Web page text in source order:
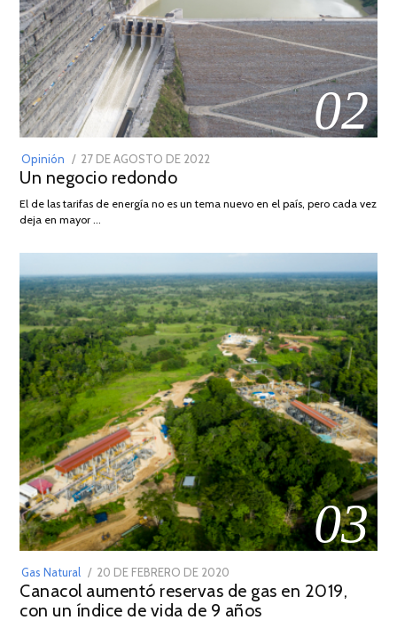
02
Opinión
POSTED
ON
27 DE AGOSTO DE 2022
DE
Un negocio redondo
El de las tarifas de energía no es un tema nuevo en el país, pero cada vez
deja en mayor …
03
Gas Natural
POSTED
ON
20 DE FEBRERO DE 2020
DE
JULIO
Canacol aumentó reservas de gas en 2019,
con un índice de vida de 9 años